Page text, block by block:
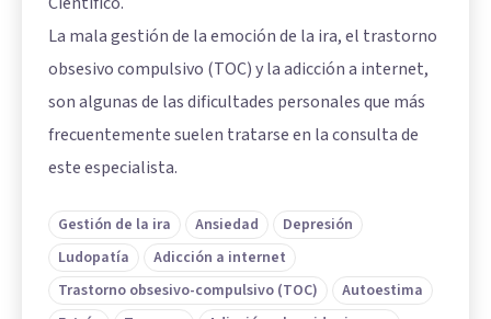
La mala gestión de la emoción de la ira, el trastorno
obsesivo compulsivo (TOC) y la adicción a internet,
son algunas de las dificultades personales que más
frecuentemente suelen tratarse en la consulta de
este especialista.
Gestión de la ira Ansiedad
Depresión
Ludopatía
Adicción a internet
Trastorno obsesivo-compulsivo (TOC)
Autoestima